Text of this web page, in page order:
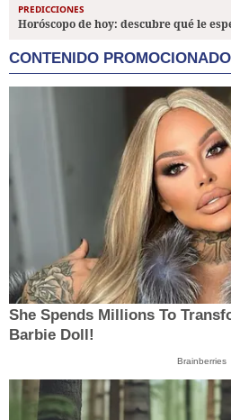
PREDICCIONES
Horóscopo de hoy: descubre qué le
CONTENIDO PROMOCIONADO
She Spends Millions To
Barbie Doll!
Brainberries